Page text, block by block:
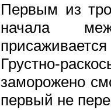
Первым из
начала
Грустно-
заморожено
первый не